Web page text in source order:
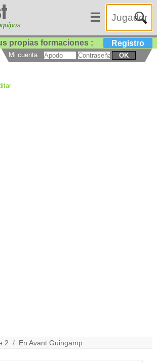
☰
propias formaciones : Registro
Mi cuenta OK
2 / En Avant Guingamp